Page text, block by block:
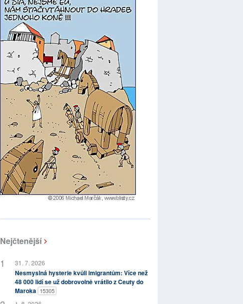
Nejčtenější
31. 7. 2026
Nesmyslná hysterie kvůli imigrantům: Více než
48 000 lidí se už dobrovolně vrátilo z Ceuty do
Maroka 15305